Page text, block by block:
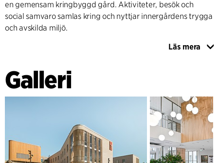
en gemensam kringbyggd gård. Aktiviteter, besök och
social samvaro samlas kring och nyttjar innergårdens trygga
och avskilda miljö.
Vårdbyggnaderna är organiserade med avdelningar
funktionskärna i mitten, vilket skapar optimal flexibilitet och
effektivitet samtidigt som det ger en god överblick och
säkerhet på avdelningen. Den cirkulära strukturen
tillsammans med vertikala noder i varje byggnadsvolym
garanterar korta avstånd och god kommunikation genom
hela anläggningen.
Byggnaden är inspirerad av den befintliga kliniken i
Läs mera
Galleri